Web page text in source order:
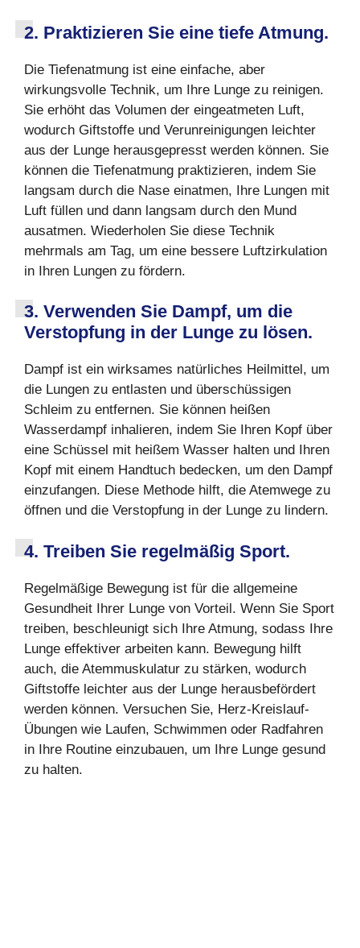
2. Praktizieren Sie eine tiefe Atmung.
Die Tiefenatmung ist eine einfache, aber
wirkungsvolle Technik, um Ihre Lunge zu reinigen.
Sie erhöht das Volumen der eingeatmeten Luft,
wodurch Giftstoffe und Verunreinigungen leichter
aus der Lunge herausgepresst werden können. Sie
können die Tiefenatmung praktizieren, indem Sie
langsam durch die Nase einatmen, Ihre Lungen mit
Luft füllen und dann langsam durch den Mund
ausatmen. Wiederholen Sie diese Technik
mehrmals am Tag, um eine bessere Luftzirkulation
in Ihren Lungen zu fördern.
3. Verwenden Sie Dampf, um die
Verstopfung in der Lunge zu lösen.
Dampf ist ein wirksames natürliches Heilmittel, um
die Lungen zu entlasten und überschüssigen
Schleim zu entfernen. Sie können heißen
Wasserdampf inhalieren, indem Sie Ihren Kopf über
eine Schüssel mit heißem Wasser halten und Ihren
Kopf mit einem Handtuch bedecken, um den Dampf
einzufangen. Diese Methode hilft, die Atemwege zu
öffnen und die Verstopfung in der Lunge zu lindern.
4. Treiben Sie regelmäßig Sport.
Regelmäßige Bewegung ist für die allgemeine
Gesundheit Ihrer Lunge von Vorteil. Wenn Sie Sport
treiben, beschleunigt sich Ihre Atmung, sodass Ihre
Lunge effektiver arbeiten kann. Bewegung hilft
auch, die Atemmuskulatur zu stärken, wodurch
Giftstoffe leichter aus der Lunge herausbefördert
werden können. Versuchen Sie, Herz-Kreislauf-
Übungen wie Laufen, Schwimmen oder Radfahren
in Ihre Routine einzubauen, um Ihre Lunge gesund
zu halten.